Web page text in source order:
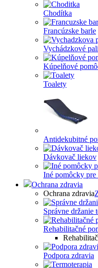
Chodítka
Francúzske barle
Vychádzkové
Kúpelňové
Toalety
Antidekubitné
Dávkovač liekov
Iné pomôcky
Ochrana zdravia
Ochrana zdravia
Správne držanie
Rehabilitačné
Podpora zdravia